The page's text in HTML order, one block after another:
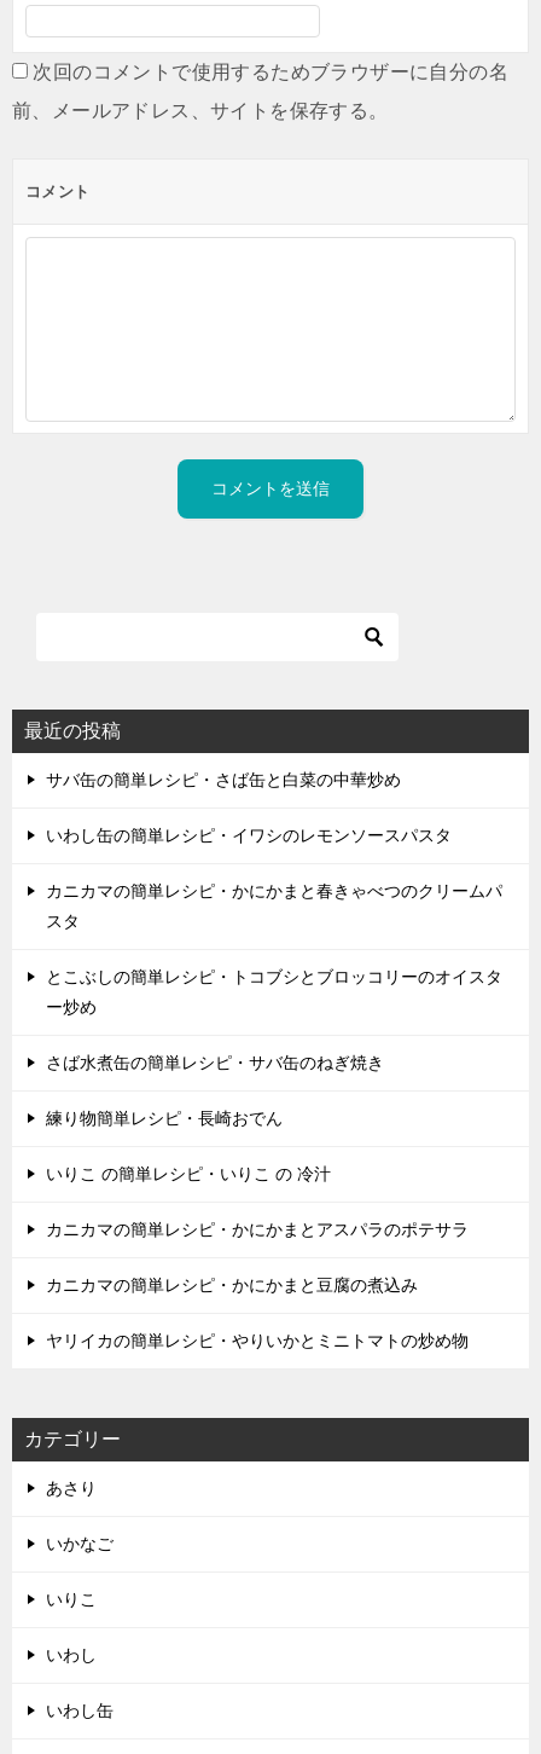
次回のコメントで使用するためブラウザーに自分の名
前、メールアドレス、サイトを保存する。
コメント
最近の投稿
サバ缶の簡単レシピ・さば缶と白菜の中華炒め
いわし缶の簡単レシピ・イワシのレモンソースパスタ
カニカマの簡単レシピ・かにかまと春きゃべつのクリームパ
スタ
とこぶしの簡単レシピ・トコブシとブロッコリーのオイスタ
ー炒め
さば水煮缶の簡単レシピ・サバ缶のねぎ焼き
練り物簡単レシピ・長崎おでん
いりこ の簡単レシピ・いりこ の 冷汁
カニカマの簡単レシピ・かにかまとアスパラのポテサラ
カニカマの簡単レシピ・かにかまと豆腐の煮込み
ヤリイカの簡単レシピ・やりいかとミニトマトの炒め物
カテゴリー
あさり
いかなご
いりこ
いわし
いわし缶